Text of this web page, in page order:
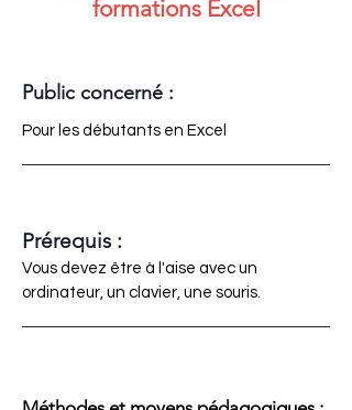
formations Excel
Public concerné :
Pour les débutants en Excel
Prérequis :
Vous devez être à l'aise avec un
ordinateur, un clavier, une souris.